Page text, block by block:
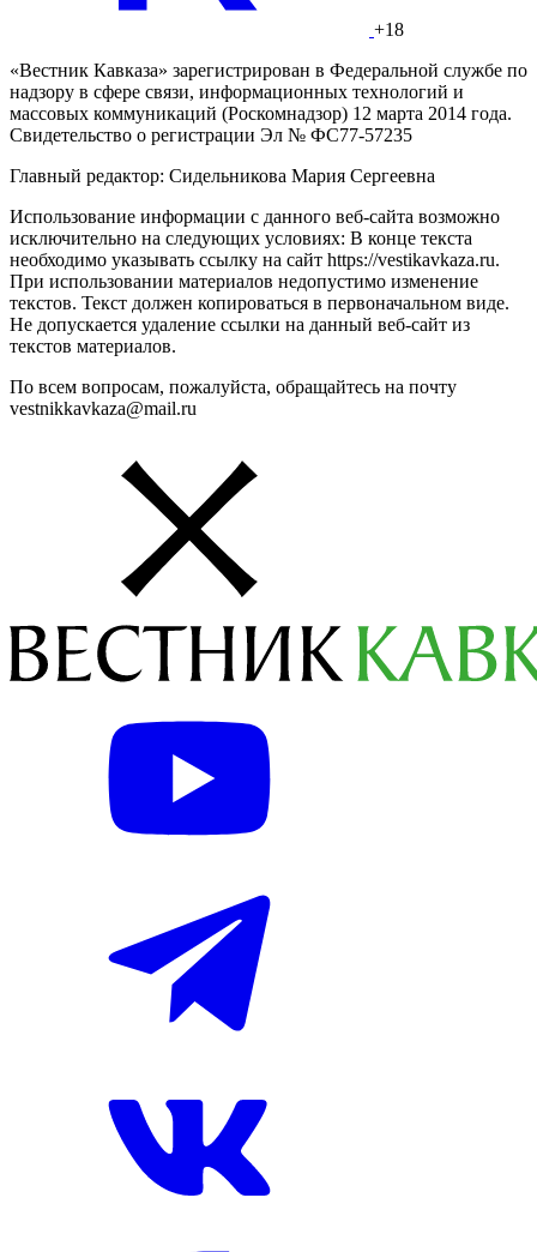
+18
«Вестник Кавказа» зарегистрирован в Федеральной службе по
надзору в сфере связи, информационных технологий и
массовых коммуникаций (Роскомнадзор) 12 марта 2014 года.
Свидетельство о регистрации Эл № ФС77-57235
Главный редактор: Сидельникова Мария Сергеевна
Использование информации с данного веб-сайта возможно
исключительно на следующих условиях: В конце текста
необходимо указывать ссылку на сайт https://vestikavkaza.ru.
При использовании материалов недопустимо изменение
текстов. Текст должен копироваться в первоначальном виде.
Не допускается удаление ссылки на данный веб-сайт из
текстов материалов.
По всем вопросам, пожалуйста, обращайтесь на почту
vestnikkavkaza@mail.ru